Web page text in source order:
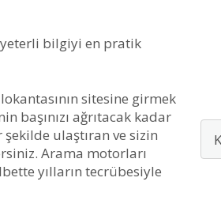
yeterli bilgiyi en pratik
sitesine girmek
başınızı ağrıtacak kadar
ulaştıran ve sizin
Arama motorları
yılların tecrübesiyle